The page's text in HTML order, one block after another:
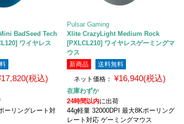
BadSeed Tech
ワイヤレス
税込)
ーリングレート対
Pulsar Gaming
Xlite CrazyLight Medium Rock
[PXLCL210] ワイヤレスゲーミングマ
ウス
新商品
送料無料
ネット価格：
¥16,940(税込)
在庫わずか
24時間以内に出荷
44g軽量 32000DPI 最大8Kポーリング
レート対応 ゲーミングマウス